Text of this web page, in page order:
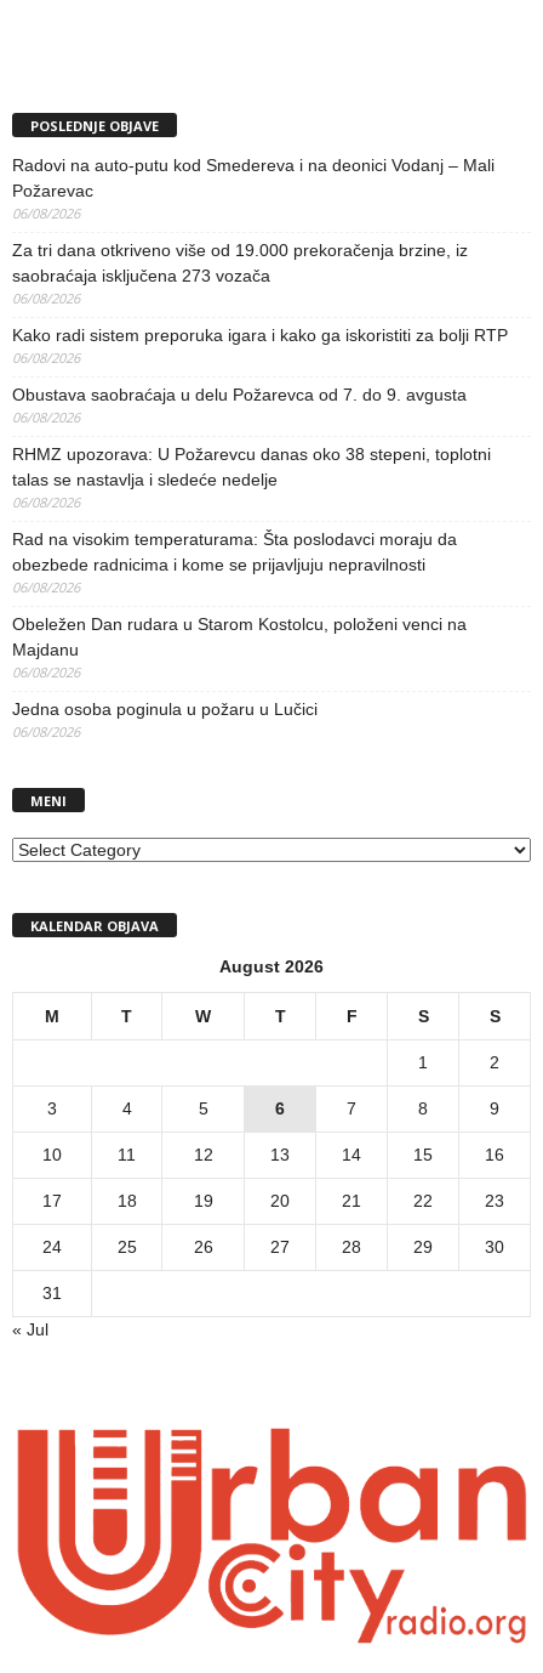
POSLEDNJE OBJAVE
Radovi na auto-putu kod Smedereva i na deonici Vodanj – Mali
Požarevac
06/08/2026
Za tri dana otkriveno više od 19.000 prekoračenja brzine, iz
saobraćaja isključena 273 vozača
06/08/2026
Kako radi sistem preporuka igara i kako ga iskoristiti za bolji RTP
06/08/2026
Obustava saobraćaja u delu Požarevca od 7. do 9. avgusta
06/08/2026
RHMZ upozorava: U Požarevcu danas oko 38 stepeni, toplotni
talas se nastavlja i sledeće nedelje
06/08/2026
Rad na visokim temperaturama: Šta poslodavci moraju da
obezbede radnicima i kome se prijavljuju nepravilnosti
06/08/2026
Obeležen Dan rudara u Starom Kostolcu, položeni venci na
Majdanu
06/08/2026
Jedna osoba poginula u požaru u Lučici
06/08/2026
MENI
MENI
KALENDAR OBJAVA
August 2026
M T W T F S S
1 2
3 4 5 6 7 8 9
10 11 12 13 14 15 16
17 18 19 20 21 22 23
24 25 26 27 28 29 30
31
« Jul